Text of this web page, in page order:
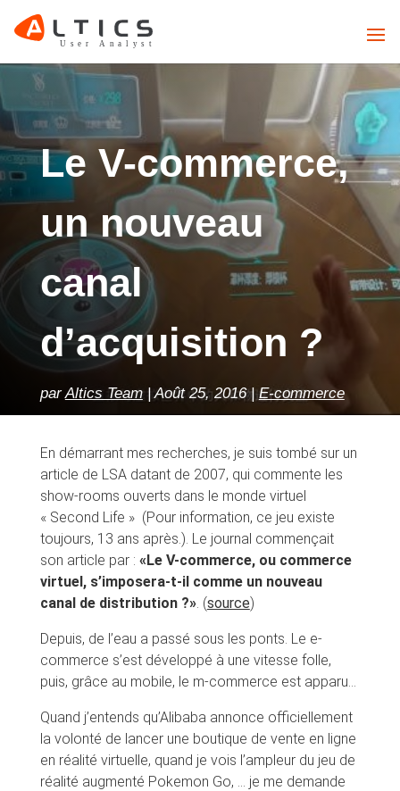
Le V-commerce,
un nouveau
canal
d’acquisition ?
parAltics Team Août 25, 2016 E-commerce
En démarrant mes recherches, je suis tombé sur un
article de LSA datant de 2007, qui commente les
show-rooms ouverts dans le monde virtuel
« Second Life » (Pour information, ce jeu existe
toujours, 13 ans après.). Le journal commençait
son article par : «Le V-commerce, ou commerce
virtuel, s’imposera-t-il comme un nouveau
canal de distribution ?». (source)
Depuis, de l’eau a passé sous les ponts. Le e-
commerce s’est développé à une vitesse folle,
puis, grâce au mobile, le m-commerce est apparu…
Quand j’entends qu’Alibaba annonce officiellement
la volonté de lancer une boutique de vente en ligne
en réalité virtuelle, quand je vois l’ampleur du jeu de
réalité augmenté Pokemon Go, … je me demande